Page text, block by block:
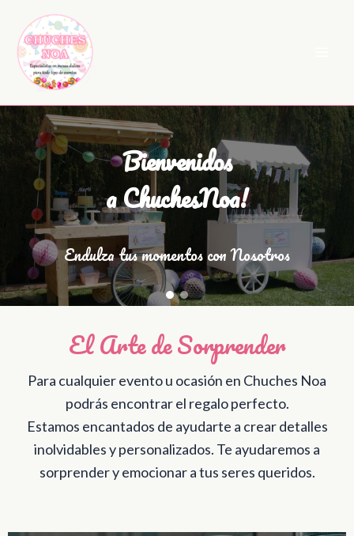
contenido
Bienvenidos
a ChuchesNoa!
Endulza tus momentos con Nosotros
El Arte de Sorprender
Para cualquier evento u ocasión en Chuches Noa
podrás encontrar el regalo perfecto.
Estamos encantados de ayudarte a crear detalles
inolvidables y personalizados. Te ayudaremos a
sorprender y emocionar a tus seres queridos.